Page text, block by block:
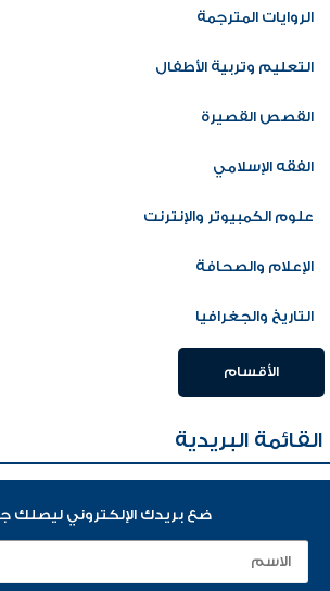
الروايات المترجمة
التعليم وتربية الأطفال
القصص القصيرة
الفقه الإسلامي
علوم الكمبيوتر والإنترنت
الإعلام والصحافة
التاريخ والجغرافيا
الأقسام
القائمة البريدية
ضع بريدك الإلكتروني ليصلك